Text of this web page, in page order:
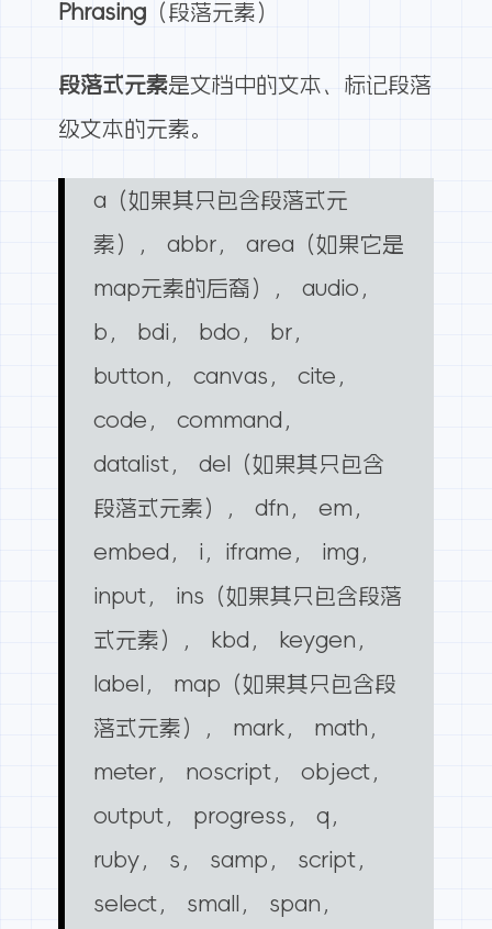
Phrasing（段落元素）
段落式元素是文档中的文本、标记段落
级文本的元素。
a（如果其只包含段落式元
素）， abbr， area（如果它是
map元素的后裔）， audio，
b， bdi， bdo， br，
button， canvas， cite，
code， command，
datalist， del（如果其只包含
段落式元素）， dfn， em，
embed， i，iframe， img，
input， ins（如果其只包含段落
式元素）， kbd， keygen，
label， map（如果其只包含段
落式元素）， mark， math，
meter， noscript， object，
output， progress， q，
ruby， s， samp， script，
select， small， span，